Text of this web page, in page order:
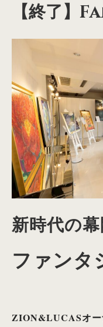
【終了
新時代の
ファンタ
ZION&LUCASオー